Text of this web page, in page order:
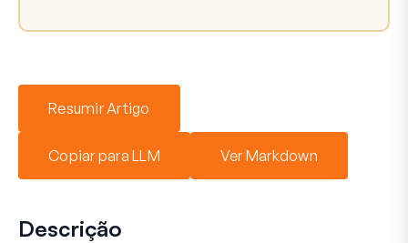
Resumir Artigo
Copiar para LLM Ver Markdown
Descrição